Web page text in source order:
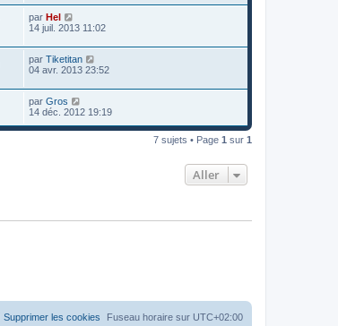
par Hel
14 juil. 2013 11:02
par Tiketitan
04 avr. 2013 23:52
par Gros
14 déc. 2012 19:19
7 sujets • Page 1 sur 1
Aller
Fuseau horaire sur UTC+02:00
Supprimer les cookies